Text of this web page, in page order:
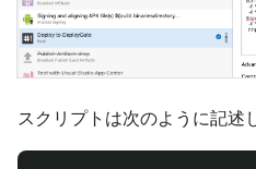
スクリプトは次のように記述